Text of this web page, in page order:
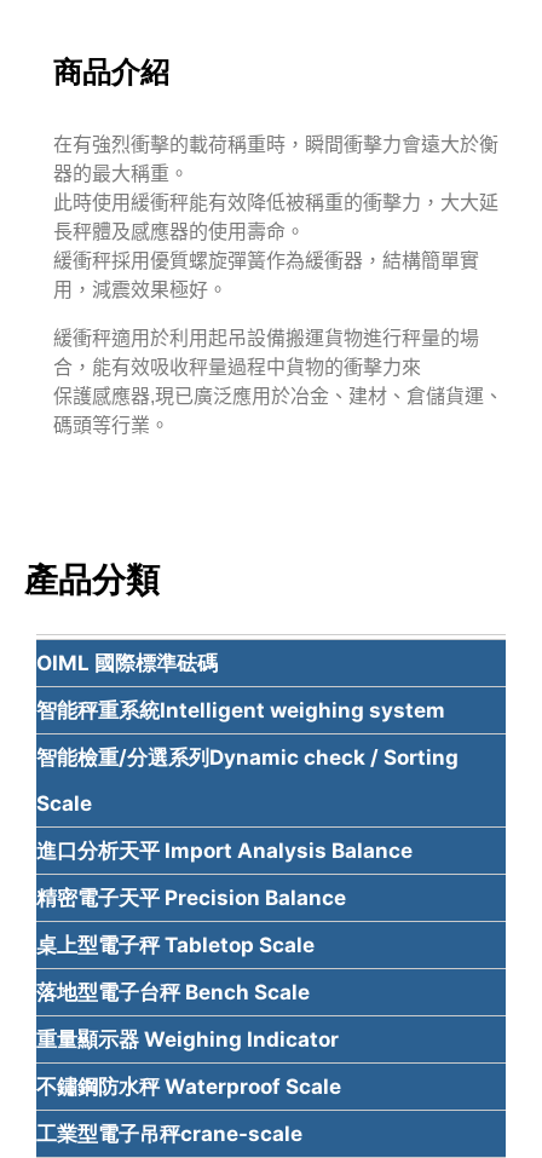
商品介紹
在有強烈衝擊的載荷稱重時，瞬間衝擊力會遠大於衡
器的最大稱重。
此時使用緩衝秤能有效降低被稱重的衝擊力，大大延
長秤體及感應器的使用壽命。
緩衝秤採用優質螺旋彈簧作為緩衝器，結構簡單實
緩衝秤適用於利用起吊設備搬運貨物進行秤量的場
合，能有效吸收秤量過程中貨物的衝擊力來
保護感應器,現已廣泛應用於冶金、建材、倉儲貨運、
碼頭等行業。
產品分類
OIML 國際標準砝碼
智能秤重系統Intelligent weighing system
智能檢重/分選系列Dynamic check / Sorting
Scale
進口分析天平 Import Analysis Balance
精密電子天平 Precision Balance
桌上型電子秤 Tabletop Scale
落地型電子台秤 Bench Scale
重量顯示器 Weighing Indicator
不鏽鋼防水秤 Waterproof Scale
工業型電子吊秤crane-scale